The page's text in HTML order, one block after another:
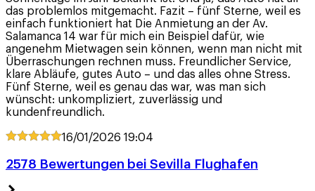
das problemlos mitgemacht. Fazit – fünf Sterne, weil es
einfach funktioniert hat Die Anmietung an der Av.
Salamanca 14 war für mich ein Beispiel dafür, wie
angenehm Mietwagen sein können, wenn man nicht mit
Überraschungen rechnen muss. Freundlicher Service,
klare Abläufe, gutes Auto – und das alles ohne Stress.
Fünf Sterne, weil es genau das war, was man sich
wünscht: unkompliziert, zuverlässig und
kundenfreundlich.
16/01/2026 19:04
2578 Bewertungen bei Sevilla Flughafen